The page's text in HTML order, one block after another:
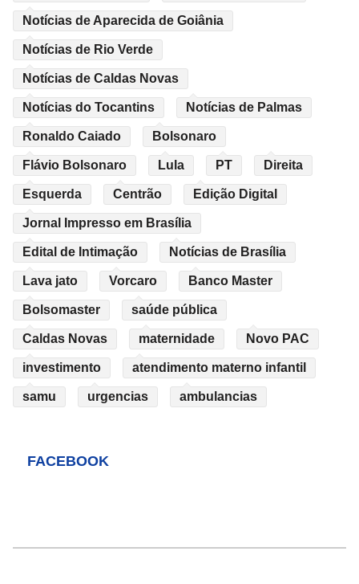
Notícias de Aparecida de Goiânia
Notícias de Rio Verde
Notícias de Caldas Novas
Notícias do Tocantins Notícias de Palmas
Ronaldo Caiado Bolsonaro
Flávio Bolsonaro Lula PT Direita
Esquerda Centrão Edição Digital
Jornal Impresso em Brasília
Edital de Intimação Notícias de Brasília
Lava jato Vorcaro Banco Master
Bolsomaster saúde pública
Caldas Novas maternidade Novo PAC
investimento atendimento materno infantil
samu urgencias ambulancias
FACEBOOK